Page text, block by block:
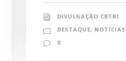
DIVULGAÇÃO CBTRI
DESTAQUE, NOTÍCIAS
0